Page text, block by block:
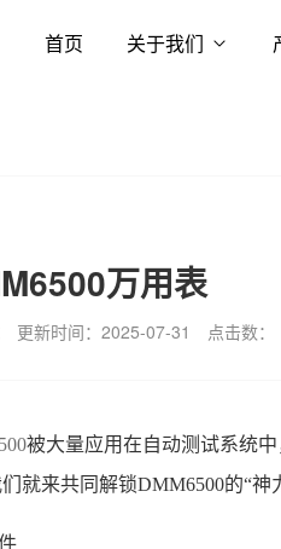
首页 关于我们
万用表
更新时间：2025-07-31 点击数：
被大量应用在自动测试系统
就来共同解锁DMM6500的“神